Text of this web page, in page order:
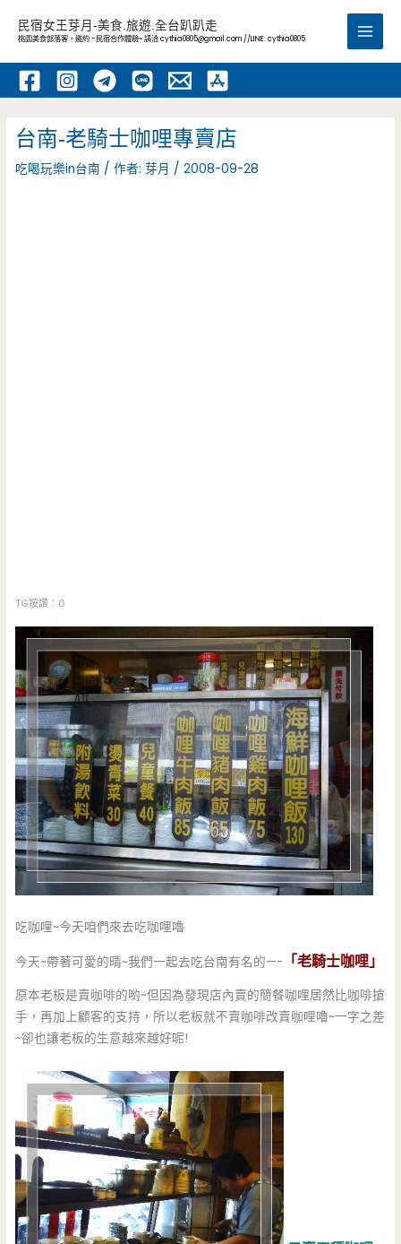
內
民宿女王芽月-美食.旅遊.全台趴趴走
桃園美食部落客，邀約 -民宿合作體驗~ 請洽cythia0805@gmail.com //LINE: cythia0805
Main
台南-老騎士咖哩專賣店
吃喝玩樂in台南 / 作者:芽月 /2008-09-28
TG按讚：0
吃咖哩~今天咱們來去吃咖哩嚕
今天~帶著可愛的晴~我們一起去吃台南有名的—- 「老騎士咖哩」
原本老板是賣咖啡的喲~但因為發現店內賣的簡餐咖哩居然比咖啡搶
手，再加上顧客的支持，所以老板就不賣咖啡改賣咖哩嚕~一字之差
~卻也讓老板的生意越來越好呢!